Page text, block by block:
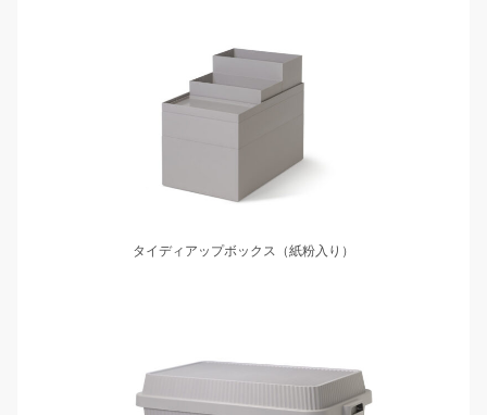
タイディアップボックス（紙粉入り）